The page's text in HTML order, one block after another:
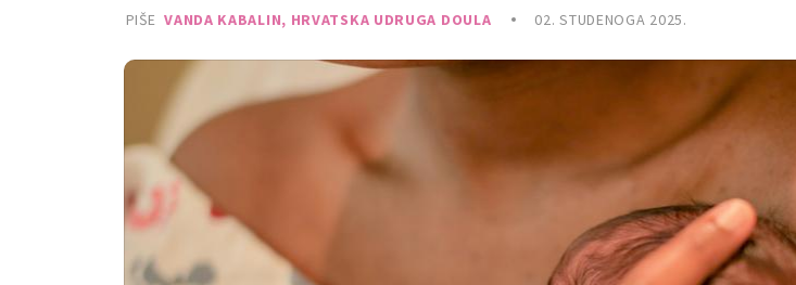
PIŠE VANDA KABALIN, HRVATSKA UDRUGA DOULA 02. STUDENOGA 2025.